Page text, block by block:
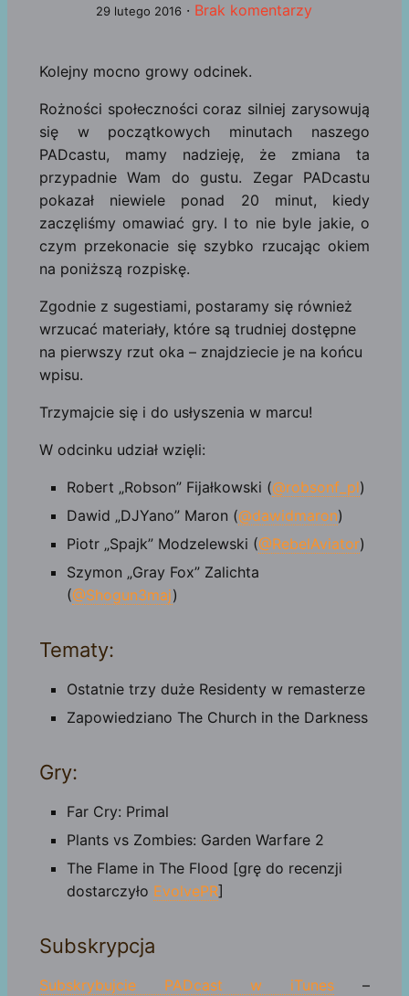
29 lutego 2016 · Brak komentarzy
Kolejny mocno growy odcinek.
Rożności społeczności coraz silniej zarysowują
się w początkowych minutach naszego
PADcastu, mamy nadzieję, że zmiana ta
przypadnie Wam do gustu. Zegar PADcastu
pokazał niewiele ponad 20 minut, kiedy
zaczęliśmy omawiać gry. I to nie byle jakie, o
czym przekonacie się szybko rzucając okiem
na poniższą rozpiskę.
Zgodnie z sugestiami, postaramy się również
wrzucać materiały, które są trudniej dostępne
na pierwszy rzut oka – znajdziecie je na końcu
wpisu.
Trzymajcie się i do usłyszenia w marcu!
W odcinku udział wzięli:
Robert „Robson” Fijałkowski (@robsonf_pl)
Dawid „DJYano” Maron (@dawidmaron)
Piotr „Spajk” Modzelewski (@RebelAviator)
Szymon „Gray Fox” Zalichta
(@Shogun3maj)
Tematy:
Ostatnie trzy duże Residenty w remasterze
Zapowiedziano The Church in the Darkness
Gry:
Far Cry: Primal
Plants vs Zombies: Garden Warfare 2
The Flame in The Flood [grę do recenzji
dostarczyło EvolvePR]
Subskrypcja
Subskrybujcie PADcast w iTunes –